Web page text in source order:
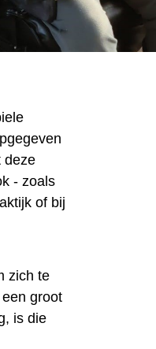
deze
- zoals
of bij
zich te
groot
is die